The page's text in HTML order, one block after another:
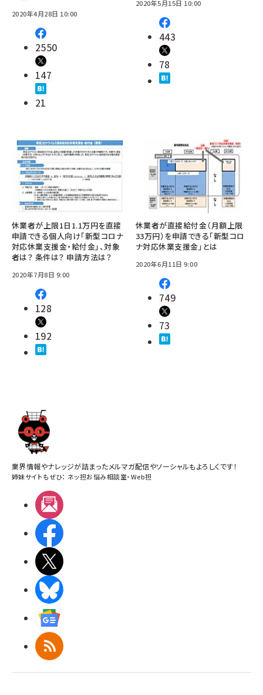
2020年4月28日 10:00
2550
147
21
2020年5月15日 10:00
443
78
休業者が上限1日1.1万円を直接
申請できる個人向け「新型コロナ
対応休業支援金・給付金」、対象
者は？ 条件は？ 申請方法は？
2020年7月8日 9:00
128
192
休業者が直接給付金（月額上限
33万円）を申請できる「新型コロ
ナ対応休業支援金」とは
2020年6月11日 9:00
749
73
業界情報やナレッジが詰まったメルマガ配信やソーシャルもよろしくです！
姉妹サイトもぜひ： ネッ担お悩み相談室・Web担
RSS